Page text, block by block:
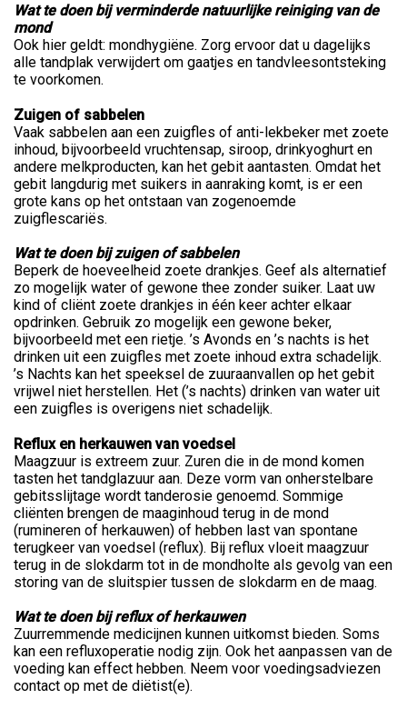
Wat te doen bij verminderde natuurlijke reiniging van de
mond
Ook hier geldt: mondhygiëne. Zorg ervoor dat u dagelijks
alle tandplak verwijdert om gaatjes en tandvleesontsteking
te voorkomen.
Zuigen of sabbelen
Vaak sabbelen aan een zuigfles of anti-lekbeker met zoete
inhoud, bijvoorbeeld vruchtensap, siroop, drinkyoghurt en
andere melkproducten, kan het gebit aantasten. Omdat het
gebit langdurig met suikers in aanraking komt, is er een
grote kans op het ontstaan van zogenoemde
zuigflescariës.
Wat te doen bij zuigen of sabbelen
Beperk de hoeveelheid zoete drankjes. Geef als alternatief
zo mogelijk water of gewone thee zonder suiker. Laat uw
kind of cliënt zoete drankjes in één keer achter elkaar
opdrinken. Gebruik zo mogelijk een gewone beker,
bijvoorbeeld met een rietje. ’s Avonds en ’s nachts is het
drinken uit een zuigfles met zoete inhoud extra schadelijk.
’s Nachts kan het speeksel de zuuraanvallen op het gebit
vrijwel niet herstellen. Het (’s nachts) drinken van water uit
een zuigfles is overigens niet schadelijk.
Reflux en herkauwen van voedsel
Maagzuur is extreem zuur. Zuren die in de mond komen
tasten het tandglazuur aan. Deze vorm van onherstelbare
gebitsslijtage wordt tanderosie genoemd. Sommige
cliënten brengen de maaginhoud terug in de mond
(rumineren of herkauwen) of hebben last van spontane
terugkeer van voedsel (reflux). Bij reflux vloeit maagzuur
terug in de slokdarm tot in de mondholte als gevolg van een
storing van de sluitspier tussen de slokdarm en de maag.
Wat te doen bij reflux of herkauwen
Zuurremmende medicijnen kunnen uitkomst bieden. Soms
kan een refluxoperatie nodig zijn. Ook het aanpassen van de
voeding kan effect hebben. Neem voor voedingsadviezen
contact op met de diëtist(e).